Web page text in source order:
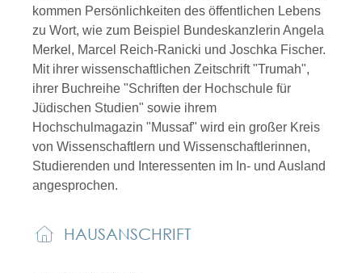
kommen Persönlichkeiten des öffentlichen Lebens
zu Wort, wie zum Beispiel Bundeskanzlerin Angela
Merkel, Marcel Reich-Ranicki und Joschka Fischer.
Mit ihrer wissenschaftlichen Zeitschrift "Trumah",
ihrer Buchreihe "Schriften der Hochschule für
Jüdischen Studien" sowie ihrem
Hochschulmagazin "Mussaf" wird ein großer Kreis
von Wissenschaftlern und Wissenschaftlerinnen,
Studierenden und Interessenten im In- und Ausland
angesprochen.
HAUSANSCHRIFT